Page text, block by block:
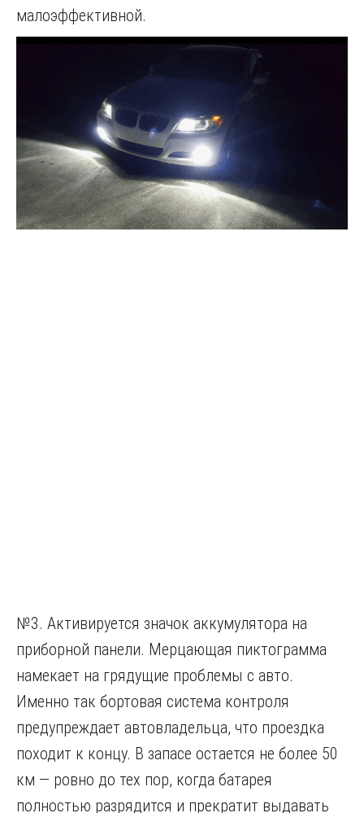
малоэффективной.
№3. Активируется значок аккумулятора на
приборной панели. Мерцающая пиктограмма
намекает на грядущие проблемы с авто.
Именно так бортовая система контроля
предупреждает автовладельца, что проездка
походит к концу. В запасе остается не более 50
км — ровно до тех пор, когда батарея
полностью разрядится и прекратит выдавать